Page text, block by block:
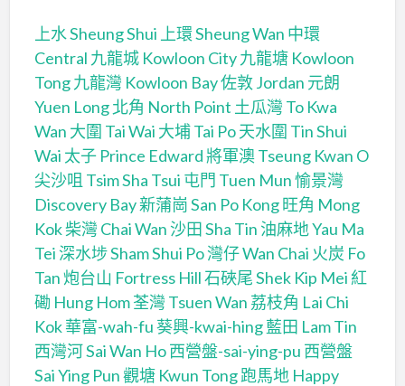
上水 Sheung Shui 上環 Sheung Wan 中環
Central 九龍城 Kowloon City九龍塘 Kowloon
Tong九龍灣 Kowloon Bay佐敦 Jordan 元朗
Yuen Long北角 North Point 土瓜灣 To Kwa
Wan 大圍 Tai Wai 大埔 Tai Po天水圍 Tin Shui
Wai 太子 Prince Edward將軍澳 Tseung Kwan O
尖沙咀 Tsim Sha Tsui 屯門 Tuen Mun愉景灣
Discovery Bay新蒲崗 San Po Kong旺角 Mong
Kok柴灣 Chai Wan沙田 Sha Tin 油麻地 Yau Ma
Tei深水埗 Sham Shui Po灣仔 Wan Chai 火炭 Fo
Tan炮台山 Fortress Hill石硤尾 Shek Kip Mei 紅
磡 Hung Hom荃灣 Tsuen Wan 荔枝角 Lai Chi
Kok華富-wah-fu葵興-kwai-hing藍田 Lam Tin
西灣河 Sai Wan Ho西營盤-sai-ying-pu 西營盤
Sai Ying Pun觀塘 Kwun Tong跑馬地 Happy